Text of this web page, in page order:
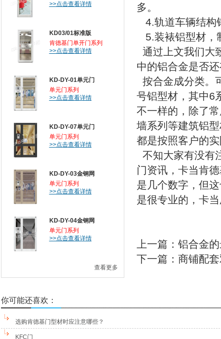
>>点击查看详情
KD03/01标准版
肯德基门单开门系列
>>点击查看详情
KD-DY-01单元门
单元门系列
>>点击查看详情
KD-DY-07单元门
单元门系列
>>点击查看详情
KD-DY-03金钢网
单元门系列
>>点击查看详情
KD-DY-04金钢网
单元门系列
>>点击查看详情
查看更多
多。
4.轨道车辆结构
5.装裱铝型材，
通过上文我们大
中的铝合金是否
按合金成分类。
号铝型材，其中6
不一样的，除了
墙系列等建筑铝
都是按照客户的
不知大家有没有
门资讯，卡当肯
是几个数字，但
是很专业的，卡
上一篇：铝合金
下一篇：商铺配
你可能还喜欢：
选购肯德基门型材时应注意哪些？
KFC门